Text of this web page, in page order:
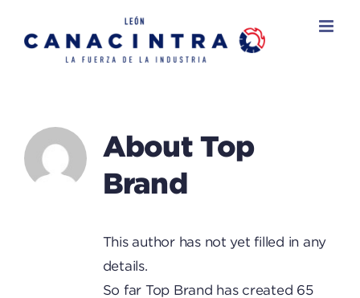
AboutTop
Brand
This author has not yet filled in any
details.
So far Top Brand has created 65